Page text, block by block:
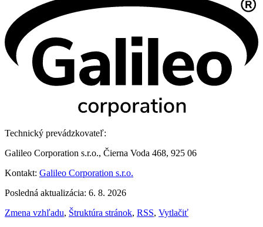
Technický prevádzkovateľ:
Galileo Corporation s.r.o., Čierna Voda 468, 925 06
Kontakt: Galileo Corporation s.r.o.
Posledná aktualizácia: 6. 8. 2026
Zmena vzhľadu, Štruktúra stránok, RSS, Vytlačiť